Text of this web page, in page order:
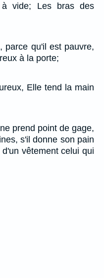
vide; Les bras des
parce qu'il est pauvre,
à la porte;
Elle tend la main
prend point de gage,
s'il donne son pain
vêtement celui qui